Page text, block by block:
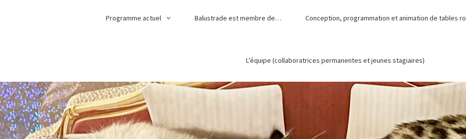
Programme actuel Balustrade est membre de… Conception, programmation et animation de tables
L’équipe (collaboratrices permanentes et jeunes stagiaires)